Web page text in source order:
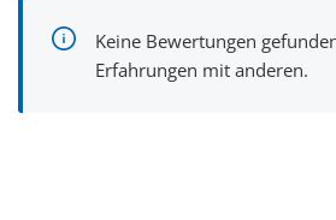
Keine Bewertungen
Erfahrungen mit anderen.